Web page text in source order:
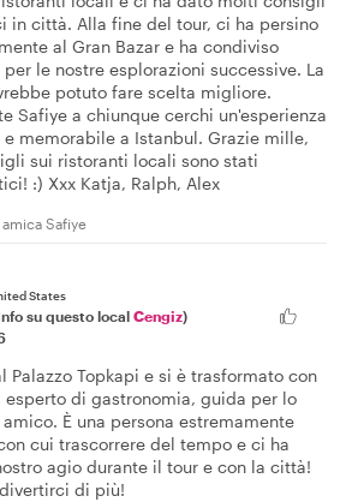
in città. Alla fine del tour, ci ha persino
al Gran Bazar e ha condiviso
le nostre esplorazioni successive. La
potuto fare scelta migliore.
Safiye a chiunque cerchi un'esperienza
memorabile a Istanbul. Grazie mille,
sui ristoranti locali sono stati
:) Xxx Katja, Ralph, Alex
Safiye
States
su questo local Cengiz)
Palazzo Topkapi e si è trasformato con
esperto di gastronomia, guida per lo
È una persona estremamente
cui trascorrere del tempo e ci ha
agio durante il tour e con la città!
di più!